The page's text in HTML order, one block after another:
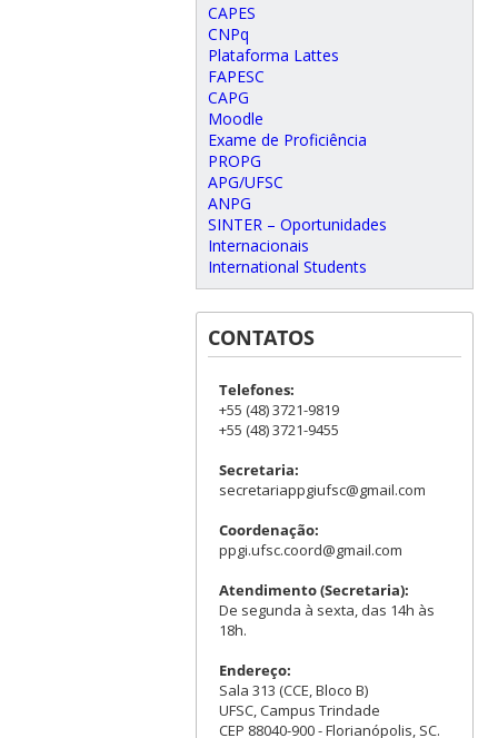
CAPES
CNPq
Plataforma Lattes
FAPESC
CAPG
Moodle
Exame de Proficiência
PROPG
APG/UFSC
ANPG
SINTER – Oportunidades
Internacionais
International Students
CONTATOS
Telefones:
+55 (48) 3721-9819
+55 (48) 3721-9455
Secretaria:
secretariappgiufsc@gmail.com
Coordenação:
ppgi.ufsc.coord@gmail.com
Atendimento (Secretaria):
De segunda à sexta, das 14h às
18h.
Endereço:
Sala 313 (CCE, Bloco B)
UFSC, Campus Trindade
CEP 88040-900 - Florianópolis, SC.